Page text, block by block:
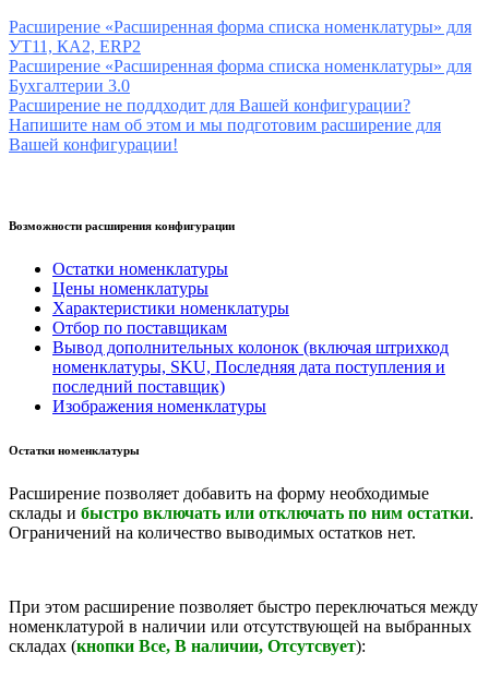
Расширение «Расширенная форма списка номенклатуры» для
УТ11, КА2, ERP2
Расширение «Расширенная форма списка номенклатуры» для
Бухгалтерии 3.0
Расширение не поддходит для Вашей конфигурации?
Напишите нам об этом и мы подготовим расширение для
Вашей конфигурации!
Возможности расширения конфигурации
Остатки номенклатуры
Цены номенклатуры
Характеристики номенклатуры
Отбор по поставщикам
Вывод дополнительных колонок (включая штрихкод
номенклатуры, SKU, Последняя дата поступления и
последний поставщик)
Изображения номенклатуры
Остатки номенклатуры
Расширение позволяет добавить на форму необходимые
склады и быстро включать или отключать по ним остатки.
Ограничений на количество выводимых остатков нет.
При этом расширение позволяет быстро переключаться между
номенклатурой в наличии или отсутствующей на выбранных
складах (кнопки Все, В наличии, Отсутсвует):